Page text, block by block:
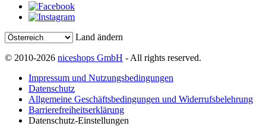
Land ändern
© 2010-2026 niceshops GmbH - All rights reserved.
Impressum und Nutzungsbedingungen
Datenschutz
Allgemeine Geschäftsbedingungen und Widerrufsbelehrung
Barrierefreiheitserklärung
Datenschutz-Einstellungen